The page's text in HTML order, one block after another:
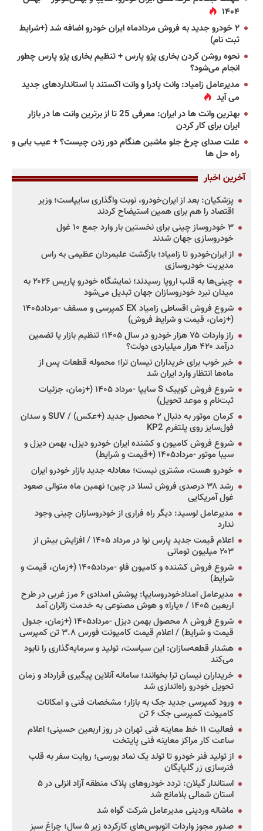
۱۴۰۴
۲ خودرو جدید به فروش مردادماه ایران خودرو اضافه شد (+شرایط
ثبت نام)
نحوه روشن کردن بخاری پژو پارس + تنظیم بخاری پژو پارس چطور
انجام می‌شود؟
مدیرعامل زامیاد: وانت پادرا و وانت اکستند با استانداردهای جدید
می آید
بهترین وانت ها در ایران: معرفی 25 تا از برترین وانت ها در بازار
ایران برای کار کردن
علت صدای چرخ جلو ماشین هنگام دور زدن چیست؟ + عیب یابی و
راه حل ها
آخرین اخبار
پزشکیان: بعد از ایران‌خودرو، نوبت واگذاری سایپاست؛ وزیر
اقتصاد را هم برای همین استیضاح کردند
۳ خودروساز چینی برای نخستین بار وارد جمع ۱۰ غول
خودروسازی جهان شدند
از ایران‌خودرو تا زامیاد؛ بازگشت علیمردان عظیمی به راس
مدیریت خودروسازی
چینی‌ها به قلب اروپا رسیدند؛ نمایشگاه خودرو پاریس ۲۰۲۶ به
میدان نبرد خودروسازان جهان تبدیل می‌شود
شروع فروش اقساطی زامیاد EX کمپرسی و مسقف -مرداد۱۴۰۵
(+زمان، قیمت و شرایط فروش)
راز واردات ۷۵ هزار خودرو در سال ۱۴۰۵؛ تنظیم بازار یا تضمین
درآمد ۴۲۰ هزار میلیاردی دولت؟
خبر خوب برای خریداران نیسان ترا؛ محموله قطعات پس از
ماه‌ها انتظار وارد ایران شد
شروع فروش کوییک S سایپا -مرداد ۱۴۰۵ (+زمان، جزئیات
ثبت‌نام و موعد تحویل)
کرمان موتور به دنبال ۲ محصول جدید (+عکس) / SUV و سدان
فول‌سایز روی پلتفرم KP2
شروع فروش کامیون و کشنده ایران خودرو دیزل، بهمن دیزل و
سیبا موتور -مرداد۱۴۰۵ (+قیمت و شرایط)
خودرو هست، مشتری نیست؛ معادله جدید بازار خودرو ایران
رشد ۳۸ درصدی فروش تسلا در چین؛ نهمین ماه متوالی صعود
غول آمریکایی
مدیرعامل لوسید: دیگر راه فراری از خودروسازان چینی وجود
ندارد
اعلام قیمت جدید پارس نوا در مرداد ۱۴۰۵ / افزایش بیش از
۲۰۳ میلیون تومانی
شروع فروش کشنده و کامیون فاو -مرداد۱۴۰۵ (+زمان، قیمت و
شرایط)
مدیرعامل امدادخودروسایپا: پوشش امدادی ۶ مرز غربی در طرح
اربعین ۱۴۰۵ / «یارا» و هوش مصنوعی به خدمت زائران آمد
شروع فروش ۸ محصول بهمن دیزل -مرداد۱۴۰۵ (+زمان، جدول
قیمت و شرایط) / اعلام قیمت کامیونت فورس ۳.۸ تن کمپرسی
هشدار قطعه‌سازان: این سیاست، تولید و سرمایه‌گذاری را نابود
می‌کند
خریداران نیسان ترا بخوانند؛ سامانه آنلاین پیگیری قرارداد و زمان
تحویل خودرو راه‌اندازی شد
ورود کمپرسی جدید جک به بازار؛ مشخصات فنی و امکانات
کامیونت کمپرسی جک ۶ تن
فعالیت ۱۱ خط معاینه فنی تهران در روز اربعین حسینی؛ اعلام
ساعت کار مراکز معاینه فنی پایتخت
از تولید فنر خودرو تا تولد یک نماد بورسی؛ روایت سفر به قلب
فنرسازی زر گلپایگان
استاندار گیلان: تردد خودروهای پلاک منطقه آزاد انزلی در ۵
استان شمالی بلامانع شد
ماشاله وردینی مدیرعامل شرکت گواه شد
صدور مجوز واردات اتوبوس‌های کارکرده زیر ۵ سال؛ چراغ سبز